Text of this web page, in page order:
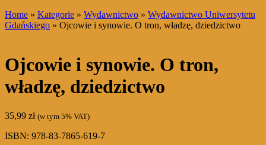
Home » Kategorie » Wydawnictwo » Wydawnictwo Uniwersytetu
Gdańskiego » Ojcowie i synowie. O tron, władzę, dziedzictwo
Ojcowie i synowie. O tron,
władzę, dziedzictwo
35,99 zł (w tym 5% VAT)
ISBN: 978-83-7865-619-7